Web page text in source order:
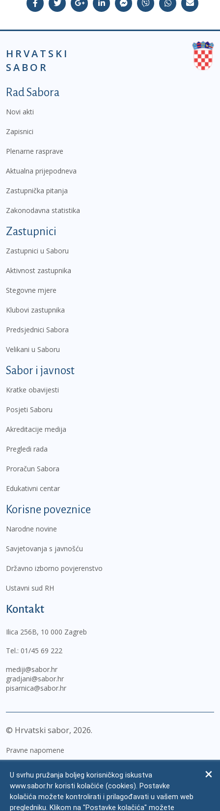
HRVATSKI
SABOR
Podnožje prvi izbornik
Rad Sabora
Novi akti
Zapisnici
Plenarne rasprave
Aktualna prijepodneva
Zastupnička pitanja
Zakonodavna statistika
Zastupnici
Zastupnici u Saboru
Aktivnost zastupnika
Stegovne mjere
Klubovi zastupnika
Predsjednici Sabora
Velikani u Saboru
Sabor i javnost
Kratke obavijesti
Posjeti Saboru
Akreditacije medija
Pregledi rada
Proračun Sabora
Edukativni centar
Korisne poveznice
Narodne novine
Savjetovanja s javnošću
Državno izborno povjerenstvo
Ustavni sud RH
Kontakt
Ilica 256B, 10 000 Zagreb
Tel.: 01/45 69 222
mediji@sabor.hr
gradjani@sabor.hr
pisarnica@sabor.hr
© Hrvatski sabor, 2026
Pravne napomene
Zaštita osobnih podataka
Impressum
U svrhu pružanja boljeg korisničkog iskustva
www.sabor.hr koristi kolačiće (cookies). Postavke
kolačića možete kontrolirati i prilagođavati u vašem web
pregledniku. Klikom na "Postavke kolačića" možete